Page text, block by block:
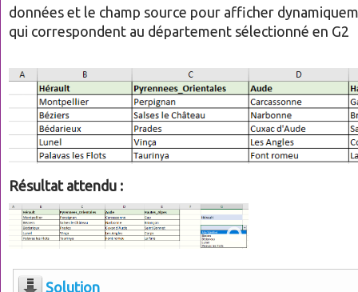
données et le champ source pour afficher
qui correspondent au département sélectionné en G2
Résultat attendu :
Solution